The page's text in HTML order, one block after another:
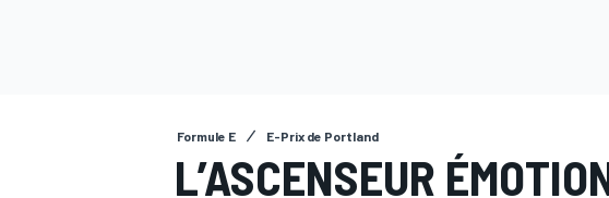
Formule E E-Prix de Portland
L’ASCENSEUR